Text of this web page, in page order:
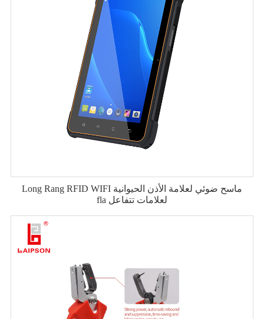
Long Rang RFID WIFI ماسح ضوئي لعلامة الأذن الحيوانية
fla لعلامات تتفاعل